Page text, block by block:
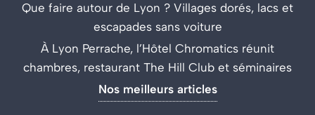
Que faire autour de Lyon ? Villages dorés, lacs et
escapades sans voiture
À Lyon Perrache, l’Hôtel Chromatics réunit
chambres, restaurant The Hill Club et séminaires
Nos meilleurs articles